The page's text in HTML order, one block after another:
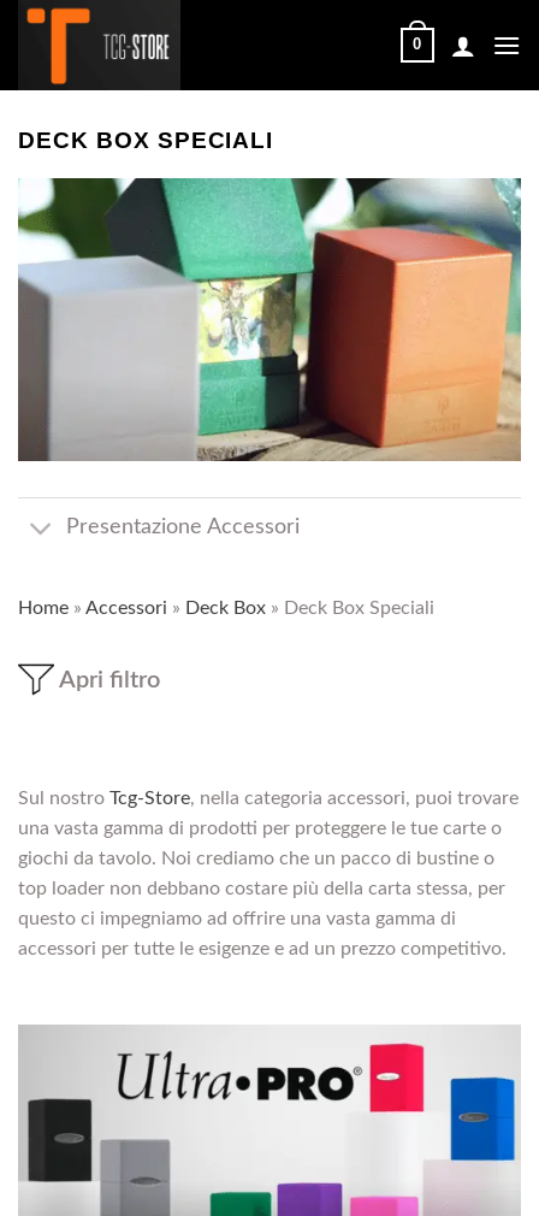
Salta
0
DECK BOX SPECIALI
Presentazione Accessori
Home » Accessori » Deck Box » Deck Box Speciali
Apri filtro
Sul nostro Tcg-Store, nella categoria accessori, puoi trovare
una vasta gamma di prodotti per proteggere le tue carte o
giochi da tavolo. Noi crediamo che un pacco di bustine o
top loader non debbano costare più della carta stessa, per
questo ci impegniamo ad offrire una vasta gamma di
accessori per tutte le esigenze e ad un prezzo competitivo.